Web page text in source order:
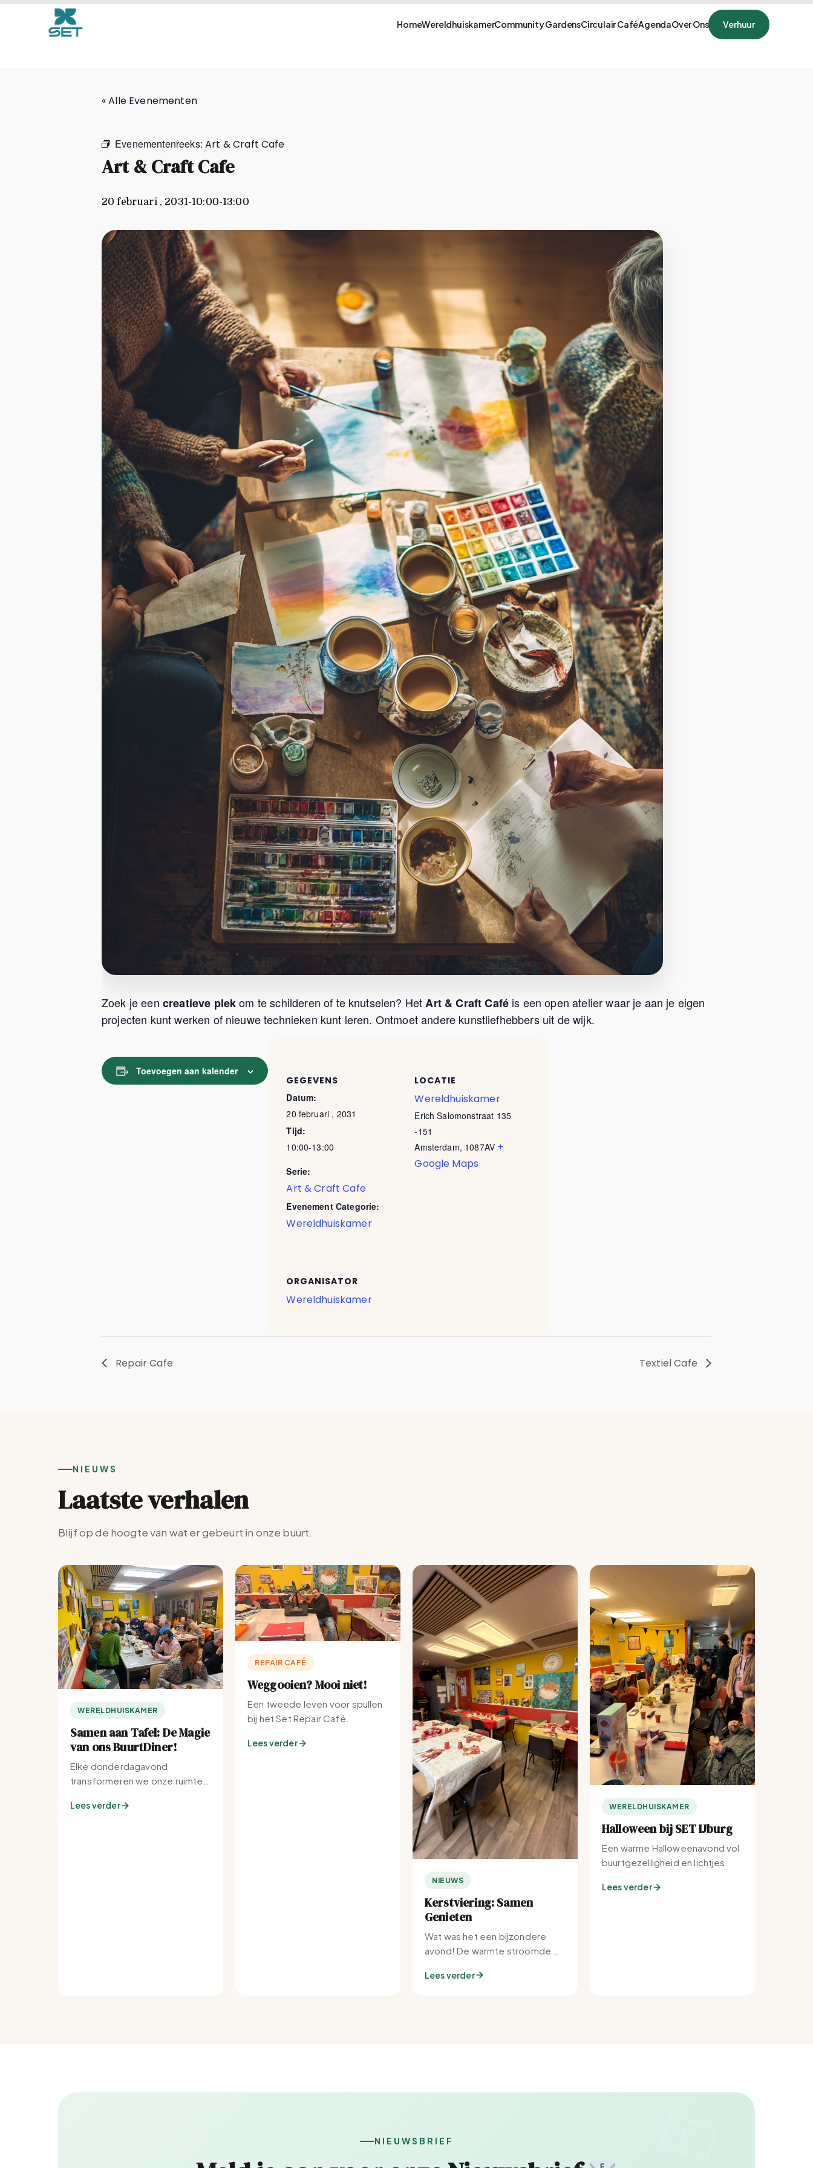
HomeWereldhuiskamerCommunity GardensCirculair CaféAgendaOver Ons Verhuur
Art & Craft Cafe
« Alle Evenementen
Evenementenreeks:Art & Craft Cafe
Art & Craft Cafe
20 februari , 2031-10:00-13:00
Zoek je een creatieve plekom te schilderen of te knutselen? Het Art & Craft Caféis een open atelier waar je aan je eigen
projecten kunt werken of nieuwe technieken kunt leren. Ontmoet andere kunstliefhebbers uit de wijk.
Toevoegen aan kalender
GEGEVENS
Datum:
20 februari , 2031
Tijd:
10:00-13:00
Serie:
Art & Craft Cafe
Evenement Categorie:
Wereldhuiskamer
LOCATIE
Wereldhuiskamer
Erich Salomonstraat 135
-151
Amsterdam, 1087AV +
Google Maps
ORGANISATOR
Wereldhuiskamer
Repair Cafe Textiel Cafe
NIEUWS
Laatste verhalen
Blijf op de hoogte van wat er gebeurt in onze buurt.
WERELDHUISKAMER
Samen aan Tafel: De Magie
van ons BuurtDiner!
Elke donderdagavond
transformeren we onze ruimte
buurt.
Lees verder
REPAIR CAFÉ
Weggooien? Mooi niet!
Een tweede leven voor spullen
bij het Set Repair Café.
Lees verder
NIEUWS
Kerstviering: Samen
Genieten
Wat was het een bijzondere
avond! De warmte stroomde bij
Lees verder
WERELDHUISKAMER
Halloween bij SET IJburg
Een warme Halloweenavond vol
buurtgezelligheid en lichtjes.
Lees verder
NIEUWSBRIEF